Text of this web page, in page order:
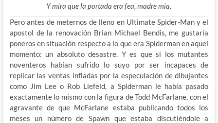
Y mira que la portada era fea, madre mía.
Pero antes de meternos de lleno en Ultimate Spider-Man y el
apostol de la renovación Brian Michael Bendis, me gustaría
poneros en situación respecto a lo que era Spiderman en aquel
momento: un absoluto desastre. Y es que si los mutantes
noventeros habían sufrido lo suyo por ser incapaces de
replicar las ventas infladas por la especulación de dibujantes
como Jim Lee o Rob Liefeld, a Spiderman le había pasado
exactamente lo mismo con la figura de Todd McFarlane, con el
agravante de que McFarlane estaba publicando todos los
meses un número de Spawn que estaba discutiéndole a